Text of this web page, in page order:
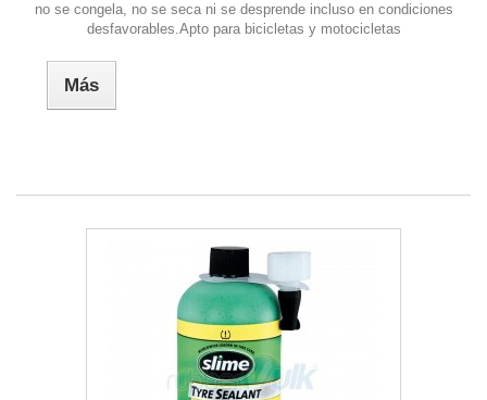
no se congela, no se seca ni se desprende incluso en condiciones
desfavorables.Apto para bicicletas y motocicletas
Más